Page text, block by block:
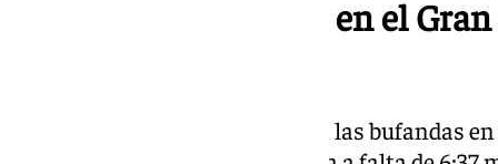
21.40 | Locura cajista en el
Todo el Gran Canaria Arena con las bufandas